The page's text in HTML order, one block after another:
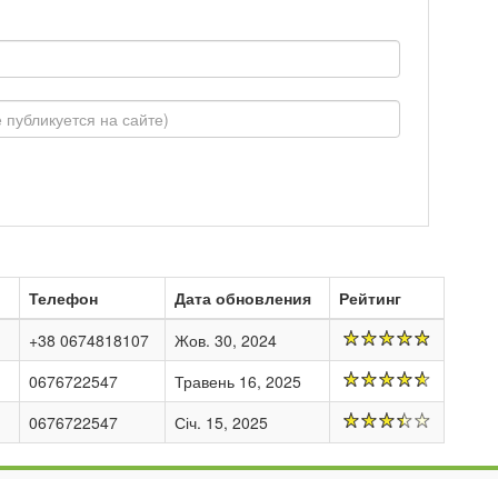
Телефон Дата обновления
Рейтинг
+38 0674818107
Жов. 30, 2024
0676722547
Травень 16, 2025
0676722547 Січ. 15, 2025